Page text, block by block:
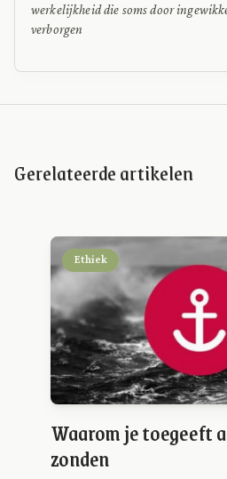
werkelijkheid die soms door
verborgen
Gerelateerde artikelen
Ethiek
Waarom je toegeeft
zonden